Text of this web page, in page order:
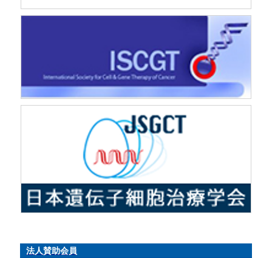
法人賛助会員